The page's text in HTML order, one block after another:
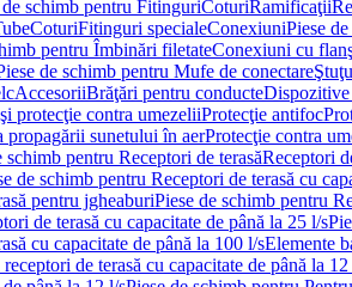
de schimb pentru FitinguriCoturiRamificaţii
CoturiFitinguri specialeConexiuniPiese
pentru Îmbinări filetateConexiuni cu
de schimb pentru Mufe de conectare
AccesoriiBrăţări pentru conducteDispozitive
protecţie contra umezeliiProtecţie antifoc
propagării sunetului în aerProtecţie contra
schimb pentru Receptori de terasăReceptori
de schimb pentru Receptori de terasă cu
pentru jgheaburiPiese de schimb pentru
de terasă cu capacitate de până la 25 l/s
cu capacitate de până la 100 l/sElemente
de terasă cu capacitate de până la